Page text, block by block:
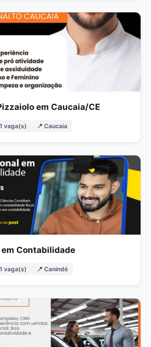
em Caucaia/CE
vaga(s) 📍 Caucaia
Contabilidade
vaga(s) 📍 Canindé